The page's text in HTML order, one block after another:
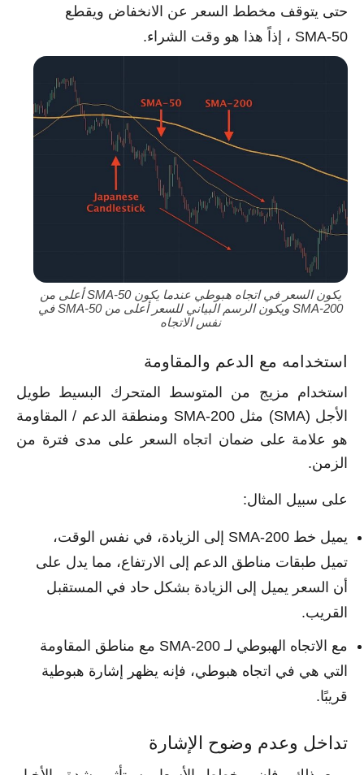
حتى يتوقف مخطط السعر عن الانخفاض ويقطع
SMA-50 ، إذاً هذا هو وقت الشراء.
يكون السعر في اتجاه هبوطي عندما يكون SMA-50 أعلى من
SMA-200 ويكون الرسم البياني للسعر أعلى من SMA-50 في
نفس الاتجاه
استخدامه مع الدعم والمقاومة
استخدام مزيج من المتوسط المتحرك البسيط طويل
الأجل (SMA) مثل SMA-200 ومنطقة الدعم / المقاومة
هو علامة على ضمان اتجاه السعر على مدى فترة من
الزمن.
على سبيل المثال:
يميل خط SMA-200 إلى الزيادة، في نفس الوقت،
تميل طبقات مناطق الدعم إلى الارتفاع، مما يدل على
أن السعر يميل إلى الزيادة بشكل حاد في المستقبل
القريب.
مع الاتجاه الهبوطي لـ SMA-200 مع مناطق المقاومة
التي هي في اتجاه هبوطي، فإنه يظهر إشارة هبوطية
قريبًا.
تداخل وعدم وضوح الإشارة